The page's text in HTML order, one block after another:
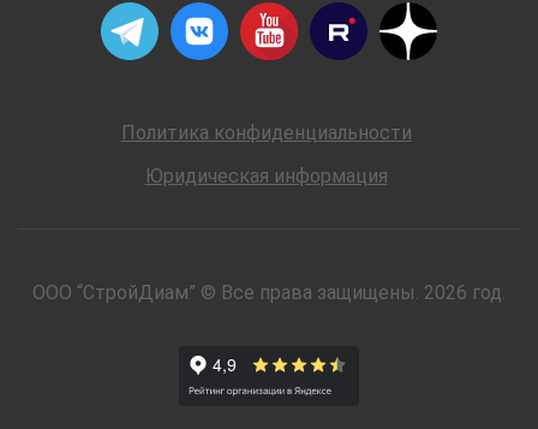
Политика конфиденциальности
Юридическая информация
ООО “СтройДиам” © Все права защищены. 2026 год.